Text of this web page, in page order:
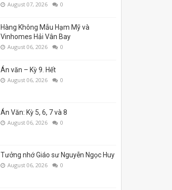
August 07, 2026 0
Hàng Không Mẫu Hạm Mỹ và
Vinhomes Hải Vân Bay
August 06, 2026 0
Án văn – Kỳ 9. Hết
August 06, 2026 0
Án Văn: Kỳ 5, 6, 7 và 8
August 06, 2026 0
Tưởng nhớ Giáo sư Nguyễn Ngọc Huy
August 06, 2026 0